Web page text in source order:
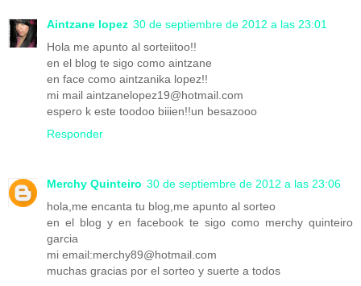
Aintzane lopez 30 de septiembre de 2012 a las 23:01
Hola me apunto al sorteiitoo!!
en el blog te sigo como aintzane
en face como aintzanika lopez!!
mi mail aintzanelopez19@hotmail.com
espero k este toodoo biiien!!un besazooo
Responder
Merchy Quinteiro 30 de septiembre de 2012 a las 23:06
hola,me encanta tu blog,me apunto al sorteo
en el blog y en facebook te sigo como merchy quinteiro
garcia
mi email:merchy89@hotmail.com
muchas gracias por el sorteo y suerte a todos